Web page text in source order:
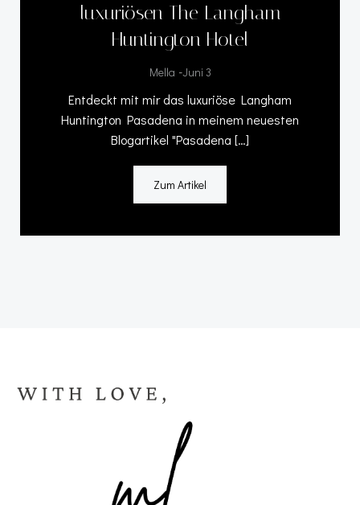
luxuriösen The Langham
Huntington Hotel
Mella -Juni 3
Entdeckt mit mir das luxuriöse Langham
Huntington Pasadena in meinem neuesten
Blogartikel "Pasadena […]
Zum Artikel